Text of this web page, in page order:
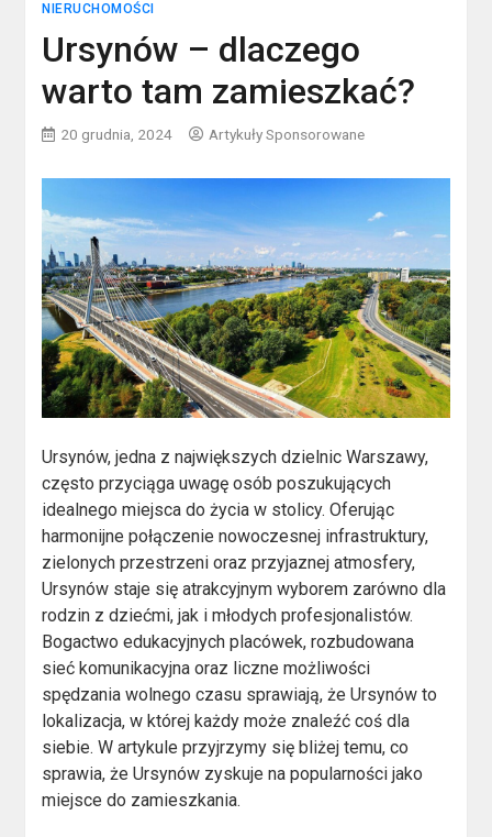
NIERUCHOMOŚCI
Ursynów – dlaczego
warto tam zamieszkać?
20 grudnia, 2024 Artykuły Sponsorowane
Ursynów, jedna z największych dzielnic Warszawy,
często przyciąga uwagę osób poszukujących
idealnego miejsca do życia w stolicy. Oferując
harmonijne połączenie nowoczesnej infrastruktury,
zielonych przestrzeni oraz przyjaznej atmosfery,
Ursynów staje się atrakcyjnym wyborem zarówno dla
rodzin z dziećmi, jak i młodych profesjonalistów.
Bogactwo edukacyjnych placówek, rozbudowana
sieć komunikacyjna oraz liczne możliwości
spędzania wolnego czasu sprawiają, że Ursynów to
lokalizacja, w której każdy może znaleźć coś dla
siebie. W artykule przyjrzymy się bliżej temu, co
sprawia, że Ursynów zyskuje na popularności jako
miejsce do zamieszkania.